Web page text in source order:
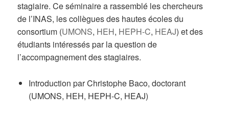
stagiaire. Ce séminaire a rassemblé les chercheurs
de l’INAS, les collègues des hautes écoles du
consortium (UMONS, HEH, HEPH-C, HEAJ) et des
étudiants intéressés par la question de
l’accompagnement des stagiaires.
Introduction par Christophe Baco, doctorant
(UMONS, HEH, HEPH-C, HEAJ)